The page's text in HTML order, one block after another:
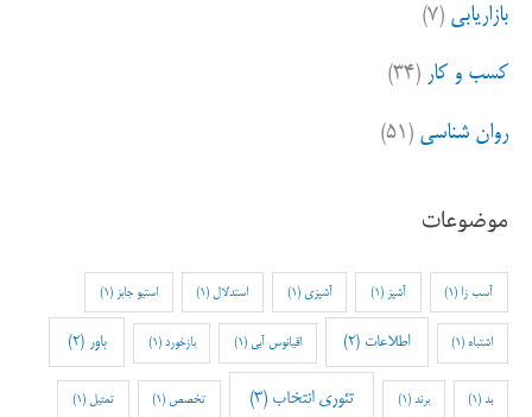
بازاریابی (۷)
کسب و کار (۳۴)
روان شناسی (۵۱)
موضوعات
آسب زا (1) آشپز (1) آشپزی (1) استدلال (1) استیو جابز (1)
اشتباه (1) اطلاعات (2) اقیانوس آبی (1) بازخورد (1) باور (2)
بد(1) برند (1) تئوری انتخاب (3) تخصص (1) تمثیل (1)